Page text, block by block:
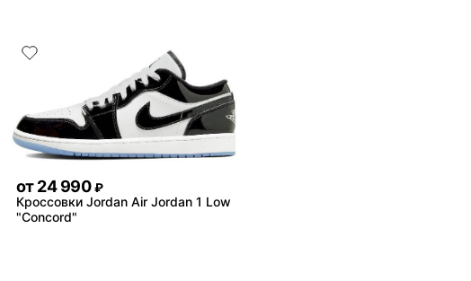
от24 990 ₽
Кроссовки Jordan Air Jordan 1 Low
"Concord"